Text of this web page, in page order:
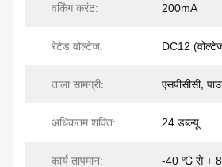
वर्किंग करंट: 200mA
रेटेड वोल्टेज: DC12
ताला सामग्री: एसपीसीसी,
अधिकतम शक्ति: 24 डब्ल्यू
कार्य तापमान: -40 ℃ से +